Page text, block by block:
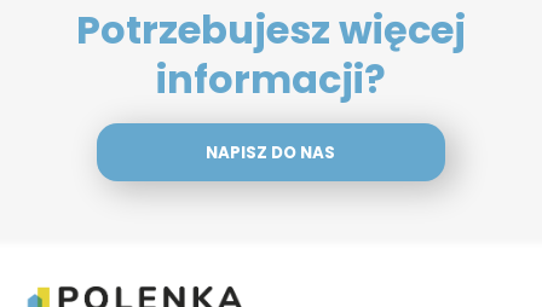
Potrzebujesz więcej
informacji?
NAPISZ DO NAS